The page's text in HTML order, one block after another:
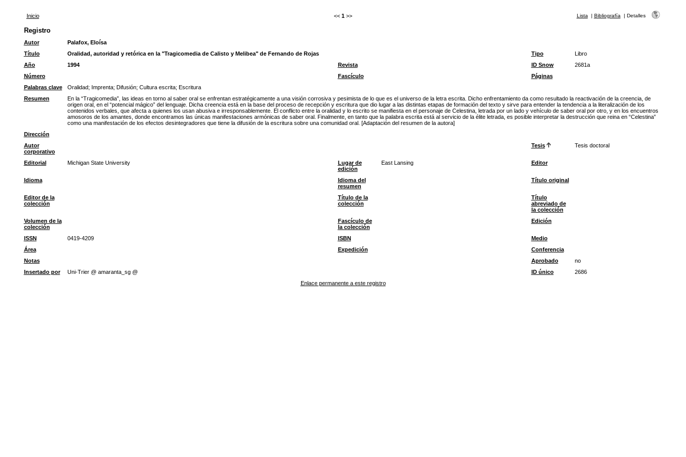
Inicio << 1 >> Lista | Bibliografía | Detalles
Registro
Autor
Palafox, Eloísa
Título
Oralidad, autoridad y retórica en la "Tragicomedia de Calisto y Melibea" de Fernando de Rojas Tipo
Libro
Año
1994 Revista ID Snow
2681a
Número
Fascículo
Páginas
Palabras clave
Oralidad; Imprenta; Difusión; Cultura escrita; Escritura
Resumen
En la “Tragicomedia”, las ideas en torno al saber oral se enfrentan estratégicamente a una visión corrosiva y pesimista de lo que es el universo de la letra escrita. Dicho enfrentamiento da como resultado la reactivación de la creencia, de
origen oral, en el “potencial mágico” del lenguaje. Dicha creencia está en la base del proceso de recepción y escritura que dio lugar a las distintas etapas de formación del texto y sirve para entender la tendencia a la literalización de los
contenidos verbales, que afecta a quienes los usan abusiva e irresponsablemente. El conflicto entre la oralidad y lo escrito se manifiesta en el personaje de Celestina, letrada por un lado y vehículo de saber oral por otro, y en los encuentros
amosoros de los amantes, donde encontramos las únicas manifestaciones armónicas de saber oral. Finalmente, en tanto que la palabra escrita está al servicio de la élite letrada, es posible interpretar la destrucción que reina en “Celestina”
como una manifestación de los efectos desintegradores que tiene la difusión de la escritura sobre una comunidad oral. [Adaptación del resumen de la autora]
Dirección
Autor
corporativo
Tesis Tesis doctoral
Editorial Michigan State University
Lugar de
edición
East Lansing Editor
Idioma
Idioma del
resumen
Título original
Editor de la
colección
Título de la
colección
Título
abreviado de
la colección
Volumen de la
colección
Fascículo de
la colección
Edición
ISSN 0419-4209 ISBN
Medio
Área
Expedición
Conferencia
Notas
Aprobado
no
Insertado por
Uni-Trier @ amaranta_sg @ ID único
2686
Enlace permanente a este registro